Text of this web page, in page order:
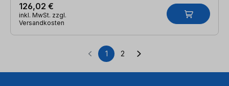
126,02 €
inkl. MwSt. zzgl.
Versandkosten
Seite
1 Seite
2